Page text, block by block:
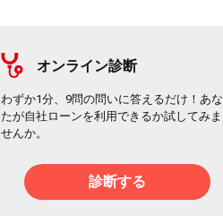
オンライン診断
わずか1分、9問の問いに答えるだけ！あな
たが自社ローンを利用できるか試してみま
せんか。
診断する